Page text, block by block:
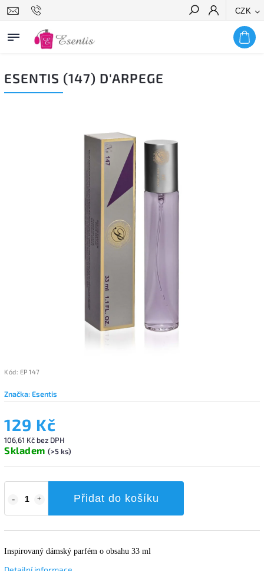
CZK
Hledat
ESENTIS (147) D'ARPEGE
Kód: EP 147
Značka:Esentis
129 Kč
106,61 Kč bez DPH
Skladem (>5 ks)
Přidat do košíku
Inspirovaný dámský parfém o obsahu 33 ml